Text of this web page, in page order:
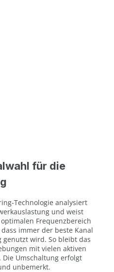
für die
Technologie analysiert
und weist
Frequenzbereich
immer der beste Kanal
wird. So bleibt das
mit vielen aktiven
Die Umschaltung erfolgt
unbemerkt.